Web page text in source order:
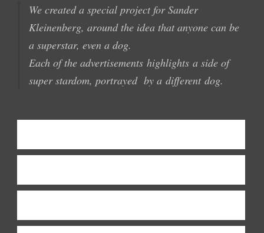
Wecreated a special project for Sander
Kleinenberg, aroundthe idea that anyone can be
a superstar,even a dog.
Each of the advertisements highlights a side of
super stardom, portrayed by a differentdog.